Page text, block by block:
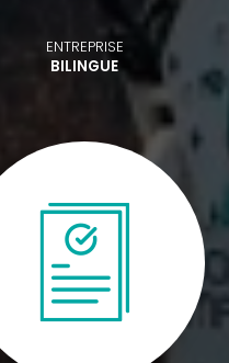
ENTREPRISE
BILINGUE